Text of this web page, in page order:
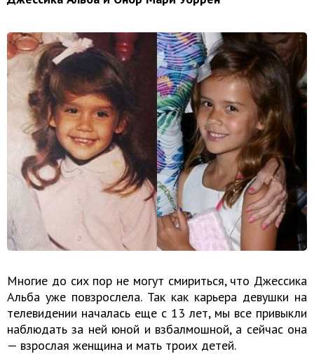
Многие до сих пор не могут смириться, что Джессика
Альба уже повзрослела. Так как карьера девушки на
телевидении началась еще с 13 лет, мы все привыкли
наблюдать за ней юной и взбалмошной, а сейчас она
— взрослая женщина и мать троих детей.